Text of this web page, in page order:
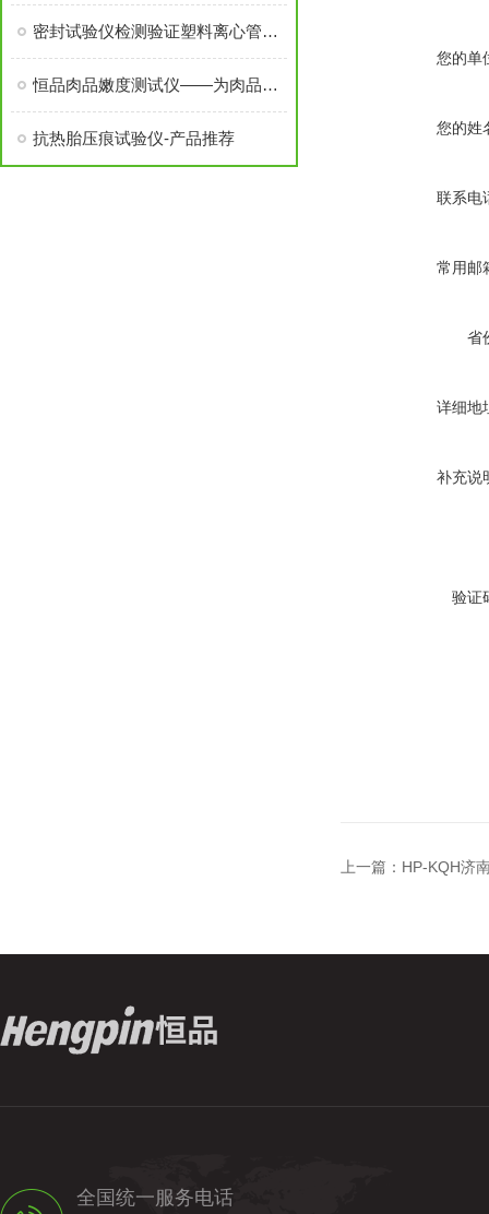
您的单
您的姓
联系电
常用邮
省
详细地
补充说
验证
上一篇： HP-KQH济
密封试验仪检测验证塑料离心管的密封性能
恒品肉品嫩度测试仪——为肉品品质把控注入科技力量
抗热胎压痕试验仪-产品推荐
全国统一服务电话